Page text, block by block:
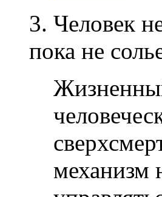
3. Человек
пока не
механизм